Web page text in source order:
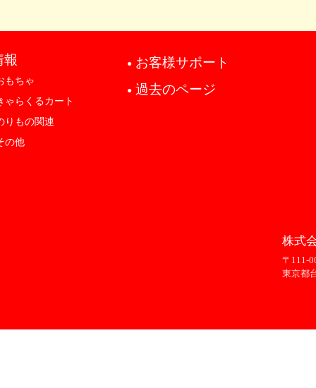
報
もちゃ
ゃらくるカート
りもの関連
の他
● お客様サポート
● 過去のページ
株式
〒111-
東京都